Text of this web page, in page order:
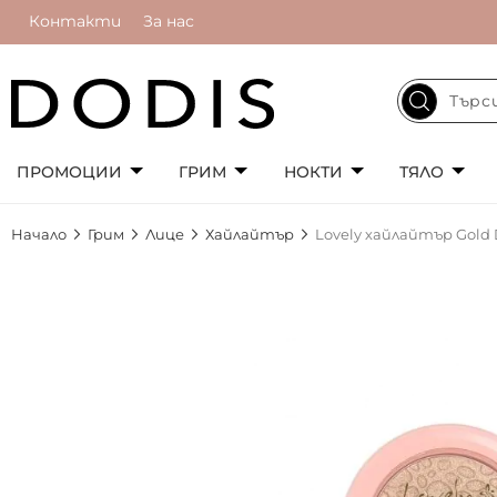
Контакти За нас
ПРОМОЦИИ ГРИМ НОКТИ ТЯЛО
Начало Грим Лице Хайлайтър Lovely хайлайтър Gold